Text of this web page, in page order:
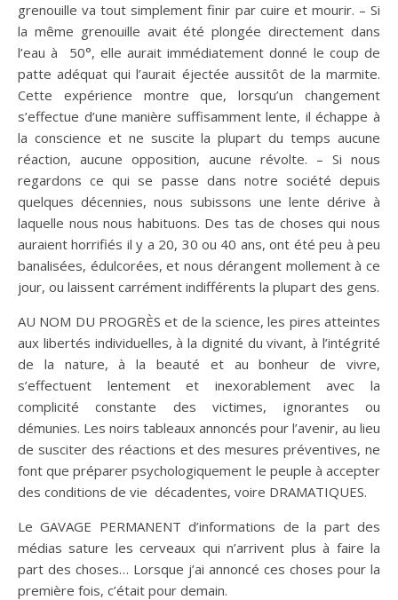
grenouille va tout simplement finir par cuire et mourir. – Si
la même grenouille avait été plongée directement dans
l’eau à 50°, elle aurait immédiatement donné le coup de
patte adéquat qui l’aurait éjectée aussitôt de la marmite.
Cette expérience montre que, lorsqu’un changement
s’effectue d’une manière suffisamment lente, il échappe à
la conscience et ne suscite la plupart du temps aucune
réaction, aucune opposition, aucune révolte. – Si nous
regardons ce qui se passe dans notre société depuis
quelques décennies, nous subissons une lente dérive à
laquelle nous nous habituons. Des tas de choses qui nous
auraient horrifiés il y a 20, 30 ou 40 ans, ont été peu à peu
banalisées, édulcorées, et nous dérangent mollement à ce
jour, ou laissent carrément indifférents la plupart des gens.
AU NOM DU PROGRÈS et de la science, les pires atteintes
aux libertés individuelles, à la dignité du vivant, à l’intégrité
de la nature, à la beauté et au bonheur de vivre,
s’effectuent lentement et inexorablement avec la
complicité constante des victimes, ignorantes ou
démunies. Les noirs tableaux annoncés pour l’avenir, au lieu
de susciter des réactions et des mesures préventives, ne
font que préparer psychologiquement le peuple à accepter
des conditions de vie décadentes, voire DRAMATIQUES.
Le GAVAGE PERMANENT d’informations de la part des
médias sature les cerveaux qui n’arrivent plus à faire la
part des choses… Lorsque j’ai annoncé ces choses pour la
première fois, c’était pour demain.